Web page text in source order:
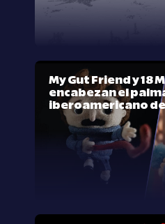
My Gut Friend y 18
encabezan el
iberoamericano de